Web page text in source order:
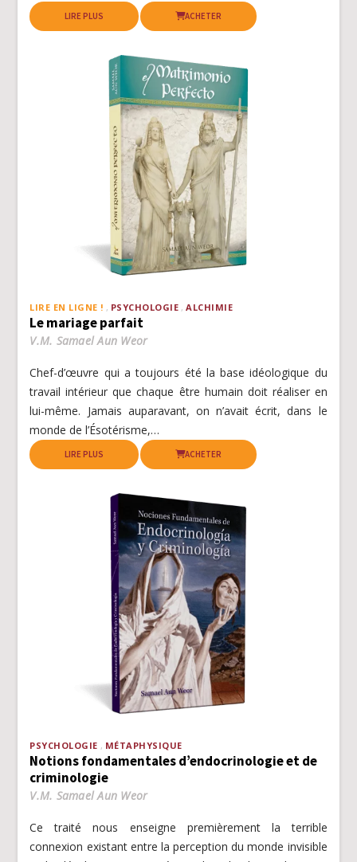
LIRE PLUS ACHETER
LIRE EN LIGNE ! PSYCHOLOGIE ALCHIMIE
Le mariage parfait
V.M. Samael Aun Weor
Chef-d’œuvre qui a toujours été la base idéologique du
travail intérieur que chaque être humain doit réaliser en
lui-même. Jamais auparavant, on n’avait écrit, dans le
monde de l’Ésotérisme,…
LIRE PLUS ACHETER
PSYCHOLOGIE MÉTAPHYSIQUE
Notions fondamentales d’endocrinologie et de
criminologie
V.M. Samael Aun Weor
Ce traité nous enseigne premièrement la terrible
connexion existant entre la perception du monde invisible